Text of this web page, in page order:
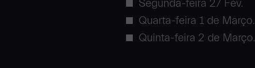
Segunda-feira 27 Fev.
Quarta-feira 1 de Março.
Quinta-feira 2 de Março.